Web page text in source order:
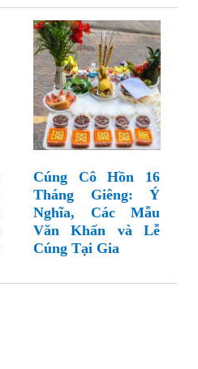
Cúng Cô Hồn 16
Tháng Giêng: Ý
Nghĩa, Các Mẫu
Văn Khấn và Lễ
Cúng Tại Gia